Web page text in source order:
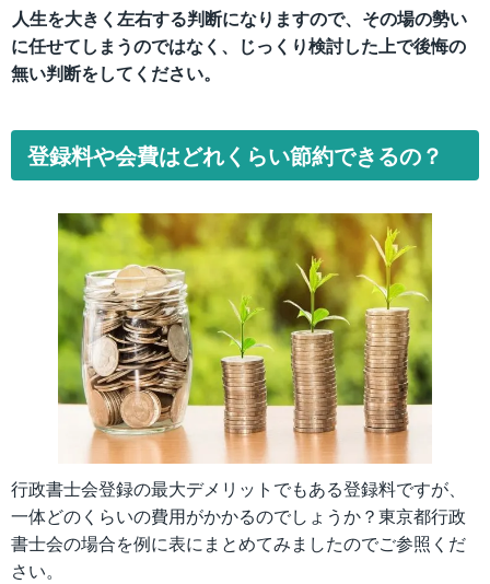
人生を大きく左右する判断になりますので、その場の勢い
に任せてしまうのではなく、じっくり検討した上で後悔の
無い判断をしてください。
登録料や会費はどれくらい節約できるの？
行政書士会登録の最大デメリットでもある登録料ですが、
一体どのくらいの費用がかかるのでしょうか？東京都行政
書士会の場合を例に表にまとめてみましたのでご参照くだ
さい。